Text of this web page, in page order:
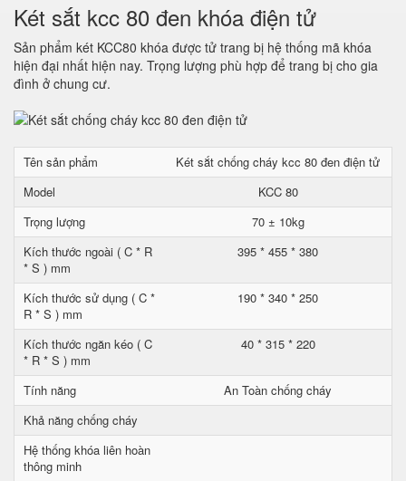
Két sắt kcc 80 đen khóa điện tử
Sản phẩm két KCC80 khóa được tử trang bị hệ thống mã khóa
hiện đại nhất hiện nay. Trọng lượng phù hợp để trang bị cho gia
đình ở chung cư.
Tên sản phẩm
Két sắt chống cháy kcc 80 đen điện tử
Model
KCC 80
Trọng lượng
70 ± 10kg
Kích thước ngoài ( C * R
* S ) mm
395 * 455 * 380
Kích thước sử dụng ( C *
R * S ) mm
190 * 340 * 250
Kích thước ngăn kéo ( C
* R * S ) mm
40 * 315 * 220
Tính năng
An Toàn chống cháy
Khả năng chống cháy
Hệ thống khóa liên hoàn
thông minh